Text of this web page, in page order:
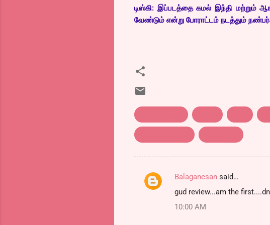
டிஸ்கி: இப்படத்தை கமல் இந்தி மற்றும்
வேண்டும் என்று போராட்டம் நடத்தும்
C
Balaganesan said…
gud review...am the
10:00 AM